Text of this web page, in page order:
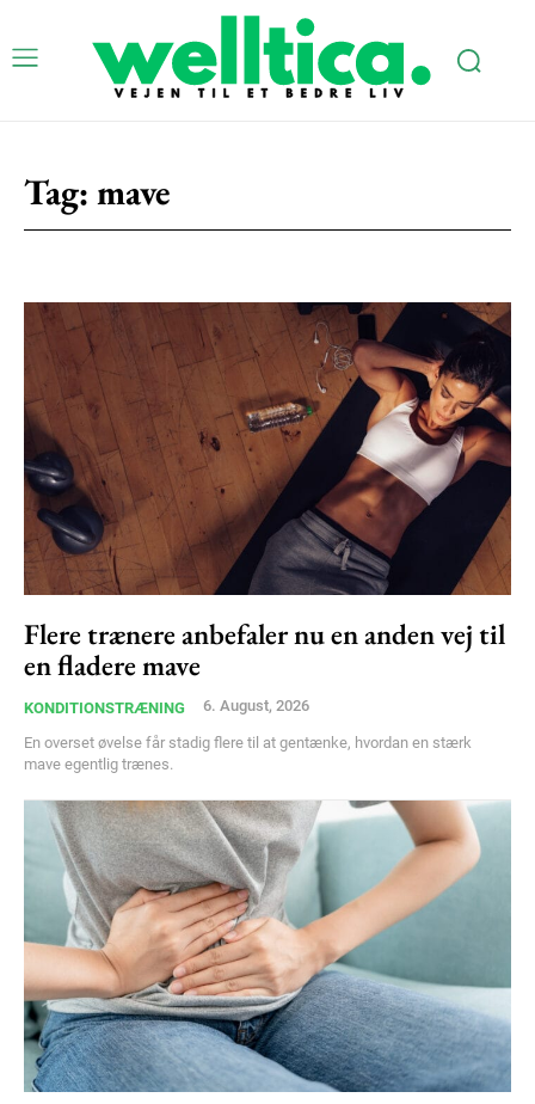
Tag: mave
Flere trænere anbefaler nu en anden vej til
en fladere mave
KONDITIONSTRÆNING 6. August, 2026
En overset øvelse får stadig flere til at gentænke, hvordan en stærk
mave egentlig trænes.